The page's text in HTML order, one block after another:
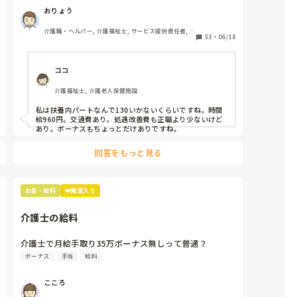
おりょう
介護職・ヘルパー, 介護福祉士, サービス提供責任者,
53 ・ 06/18
ココ
介護福祉士, 介護老人保健施設
私は扶養内パートなんで130いかないくらいですね。時間
給960円。交通費あり。処遇改善費も正職より少ないけど
あり。ボーナスもちょっとだけありですね。
回答をもっと見る
お金・給料 👑殿堂入り
介護士の給料
介護士で月給手取り35万ボーナス無しって普通？
ボーナス 手当 給料
こころ